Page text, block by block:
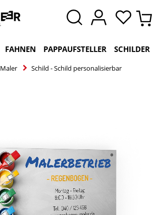
FAHNEN PAPPAUFSTELLER SCHILDER
Maler Schild - Schild personalisierbar